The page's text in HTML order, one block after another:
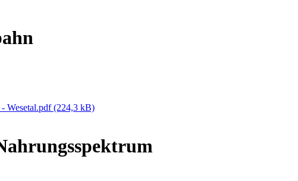
Wesetal.pdf(224,3 kB)